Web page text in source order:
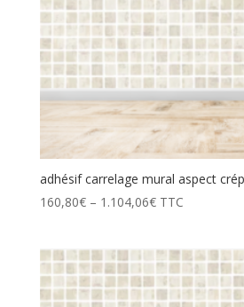
adhésif carrelage mural aspect
160,80€– 1.104,06€ TTC